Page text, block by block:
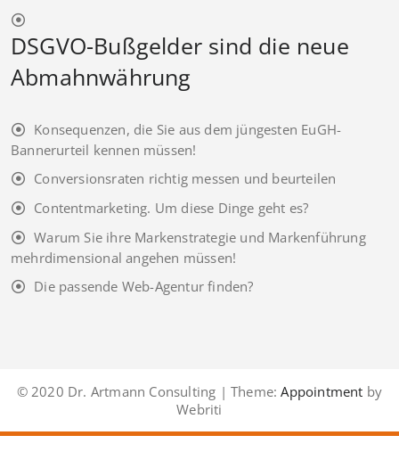
DSGVO-Bußgelder sind die neue
Abmahnwährung
Konsequenzen, die Sie aus dem jüngesten EuGH-
Bannerurteil kennen müssen!
Conversionsraten richtig messen und beurteilen
Contentmarketing. Um diese Dinge geht es?
Warum Sie ihre Markenstrategie und Markenführung
mehrdimensional angehen müssen!
Die passende Web-Agentur finden?
© 2020 Dr. Artmann Consulting | Theme: Appointment by
Webriti